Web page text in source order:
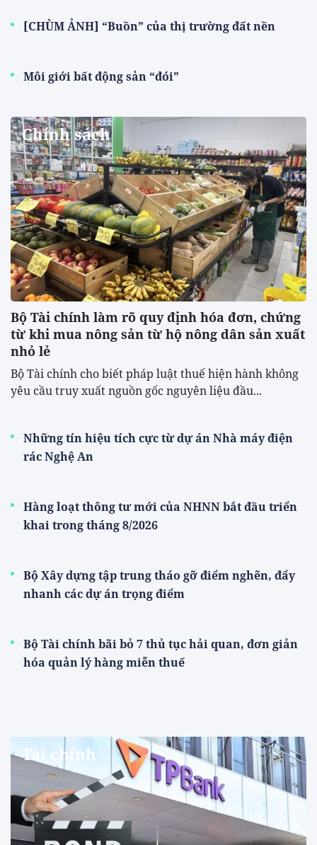
[CHÙM ẢNH] “Buồn” của thị trường đất nền
Môi giới bất động sản “đói”
Chính sách
Bộ Tài chính làm rõ quy định hóa đơn, chứng
từ khi mua nông sản từ hộ nông dân sản xuất
nhỏ lẻ
Bộ Tài chính cho biết pháp luật thuế hiện hành không
yêu cầu truy xuất nguồn gốc nguyên liệu đầu...
Những tín hiệu tích cực từ dự án Nhà máy điện
rác Nghệ An
Hàng loạt thông tư mới của NHNN bắt đầu triển
khai trong tháng 8/2026
Bộ Xây dựng tập trung tháo gỡ điểm nghẽn, đẩy
nhanh các dự án trọng điểm
Bộ Tài chính bãi bỏ 7 thủ tục hải quan, đơn giản
hóa quản lý hàng miễn thuế
Tài chính